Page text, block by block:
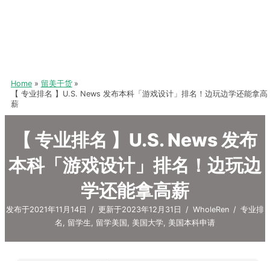
Home
留美干货
【 专业排名 】U.S. News 发布本科「游戏设计」排名！边玩边学还能拿高
薪
【 专业排名 】U.S. News 发布
本科「游戏设计」排名！边玩边
学还能拿高薪
发布于2021年11月14日 / 更新于2023年12月31日 / WholeRen / 专业排
名 , 留学生, 留学美国 , 美国大学, 美国本科申请